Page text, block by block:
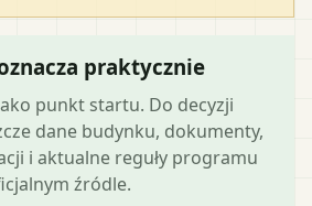
praktycznie
punkt startu. Do decyzji
dane budynku, dokumenty,
i aktualne reguły programu
źródle.